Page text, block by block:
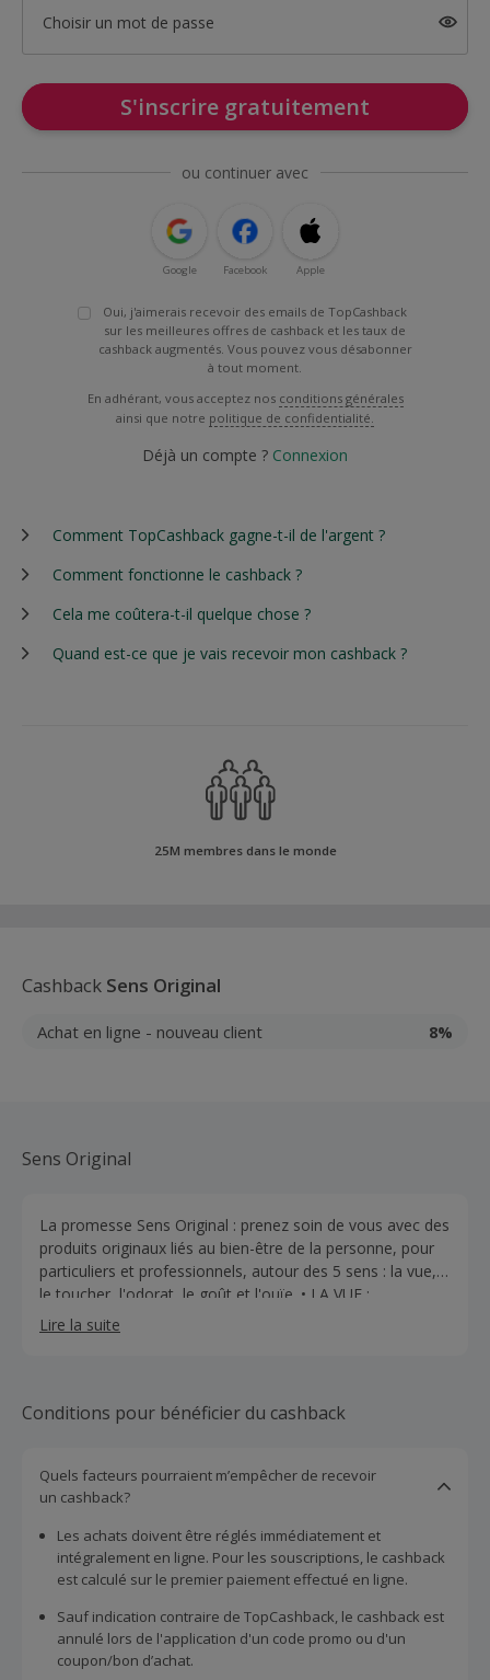
Choisir un mot de passe
S'inscrire gratuitement
ou continuer avec
Google Facebook Apple
Oui, j'aimerais recevoir des emails de TopCashback
sur les meilleures offres de cashback et les taux de
cashback augmentés. Vous pouvez vous désabonner
à tout moment.
En adhérant, vous acceptez nos conditions générales
ainsi que notre politique de confidentialité.
Déjà un compte ? Connexion
Comment TopCashback gagne-t-il de l'argent ?
Comment fonctionne le cashback ?
Cela me coûtera-t-il quelque chose ?
Quand est-ce que je vais recevoir mon cashback ?
25M membres dans le monde
Cashback Sens Original
Achat en ligne - nouveau client 8%
Sens Original
La promesse Sens Original : prenez soin de vous avec des
produits originaux liés au bien-être de la personne, pour
particuliers et professionnels, autour des 5 sens : la vue,
le toucher, l'odorat, le goût et l'ouïe. • LA VUE :
luminothérapie, simulateur de l'aube, lampes de sel et
librairie bien-être. • LE TOUCHER : produits et accessoires
L'ODORAT : aromathérapie, purificateur d'air et produits
L'OUÏE : CD de relaxation et de développement personnel
• PRO : matériel pour spa, kiné, masseur, onglerie...
avec +1200 références et 25.000 clients satisfaits.
Lire la suite
Conditions pour bénéficier du cashback
Quels facteurs pourraient m’empêcher de recevoir
un cashback?
Les achats doivent être réglés immédiatement et
intégralement en ligne. Pour les souscriptions, le cashback
est calculé sur le premier paiement effectué en ligne.
Sauf indication contraire de TopCashback, le cashback est
annulé lors de l'application d'un code promo ou d'un
coupon/bon d’achat.